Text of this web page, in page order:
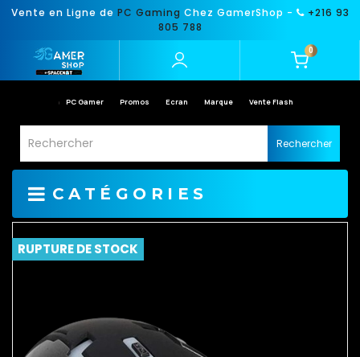
Vente en Ligne de PC Gaming Chez GamerShop -
+216 93
805 788
0
PC Gamer Promos Ecran Marque Vente Flash
Rechercher
CATÉGORIES
RUPTURE DE STOCK